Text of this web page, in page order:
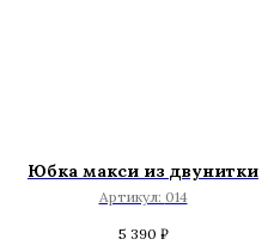
Юбка макси из двунитки
Артикул: 014
5 390 ₽